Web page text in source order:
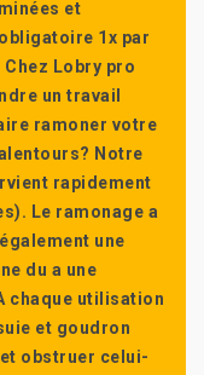
et
1x par
Chez Lobry pro
un travail
ramoner votre
Notre
rapidement
Le ramonage a
une
du a une
chaque utilisation
et goudron
obstruer celui-